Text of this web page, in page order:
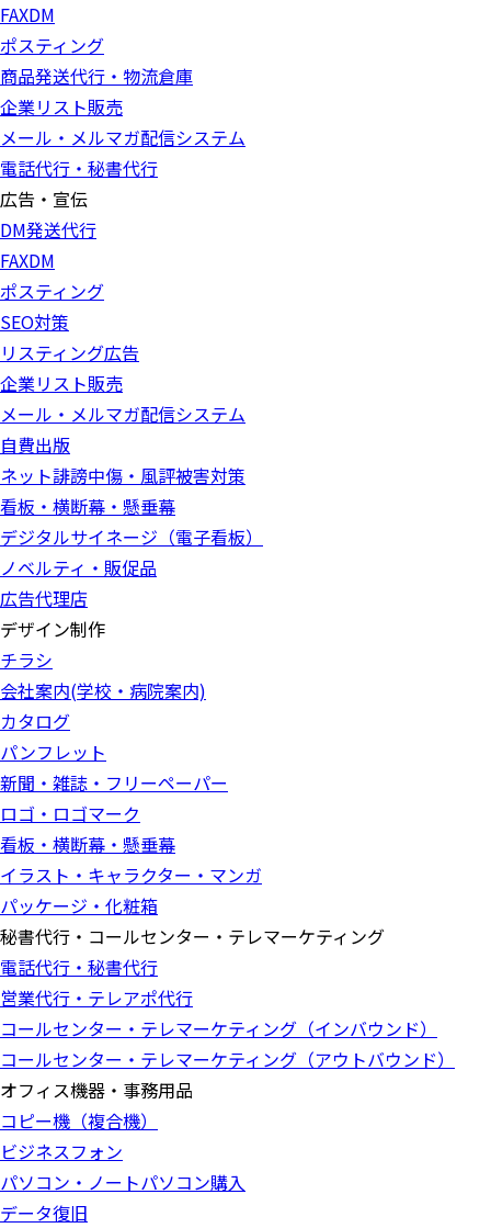
FAXDM
ポスティング
商品発送代行・物流倉庫
企業リスト販売
メール・メルマガ配信システム
電話代行・秘書代行
広告・宣伝
DM発送代行
FAXDM
ポスティング
SEO対策
リスティング広告
企業リスト販売
メール・メルマガ配信システム
自費出版
ネット誹謗中傷・風評被害対策
看板・横断幕・懸垂幕
デジタルサイネージ（電子看板）
ノベルティ・販促品
広告代理店
デザイン制作
チラシ
会社案内(学校・病院案内)
カタログ
パンフレット
新聞・雑誌・フリーペーパー
ロゴ・ロゴマーク
看板・横断幕・懸垂幕
イラスト・キャラクター・マンガ
パッケージ・化粧箱
秘書代行・コールセンター・テレマーケティング
電話代行・秘書代行
営業代行・テレアポ代行
コールセンター・テレマーケティング（インバウンド）
コールセンター・テレマーケティング（アウトバウンド）
オフィス機器・事務用品
コピー機（複合機）
ビジネスフォン
パソコン・ノートパソコン購入
データ復旧